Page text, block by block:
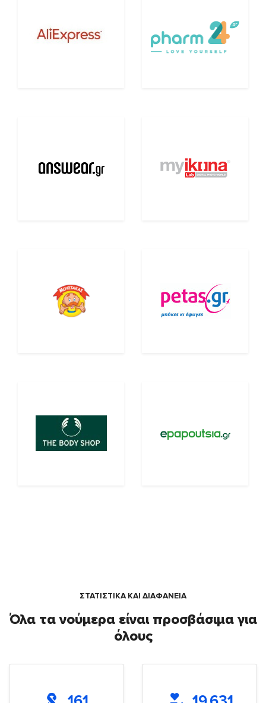
ΣΤΑΤΙΣΤΙΚΑ ΚΑΙ ΔΙΑΦΑΝΕΙΑ
Όλα τα νούμερα είναι προσβάσιμα για
όλους